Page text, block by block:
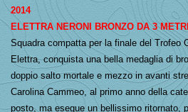
2014
ELETTRA NERONI BRONZO DA 3 METRI
Squadra compatta per la finale del Trofeo
Elettra, conquista una bella medaglia di
doppio salto mortale e mezzo in avanti
Carolina Cammeo, al primo anno della
posto, ma esegue un bellissimo ritornato,